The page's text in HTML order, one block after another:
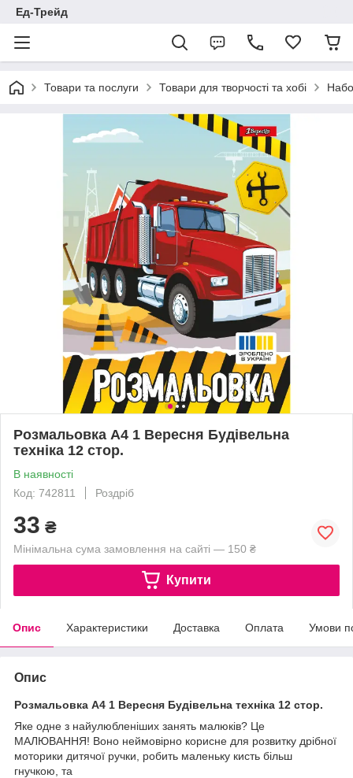
Ед-Трейд
Товари та послуги Товари для творчості та хобі
Розмальовка А4 1 Вересня Будівельна
техніка 12 стор.
В наявності
Код: 742811
Роздріб
33 ₴
Мінімальна сума замовлення на сайті — 150 ₴
Купити
Опис Характеристики Доставка Оплата Умови
Опис
Розмальовка А4 1 Вересня Будівельна техніка 12 стор.
Яке одне з найулюбленіших занять малюків? Це
МАЛЮВАННЯ! Воно неймовірно корисне для розвитку дрібної
моторики дитячої ручки, робить маленьку кисть більш
гнучкою, та